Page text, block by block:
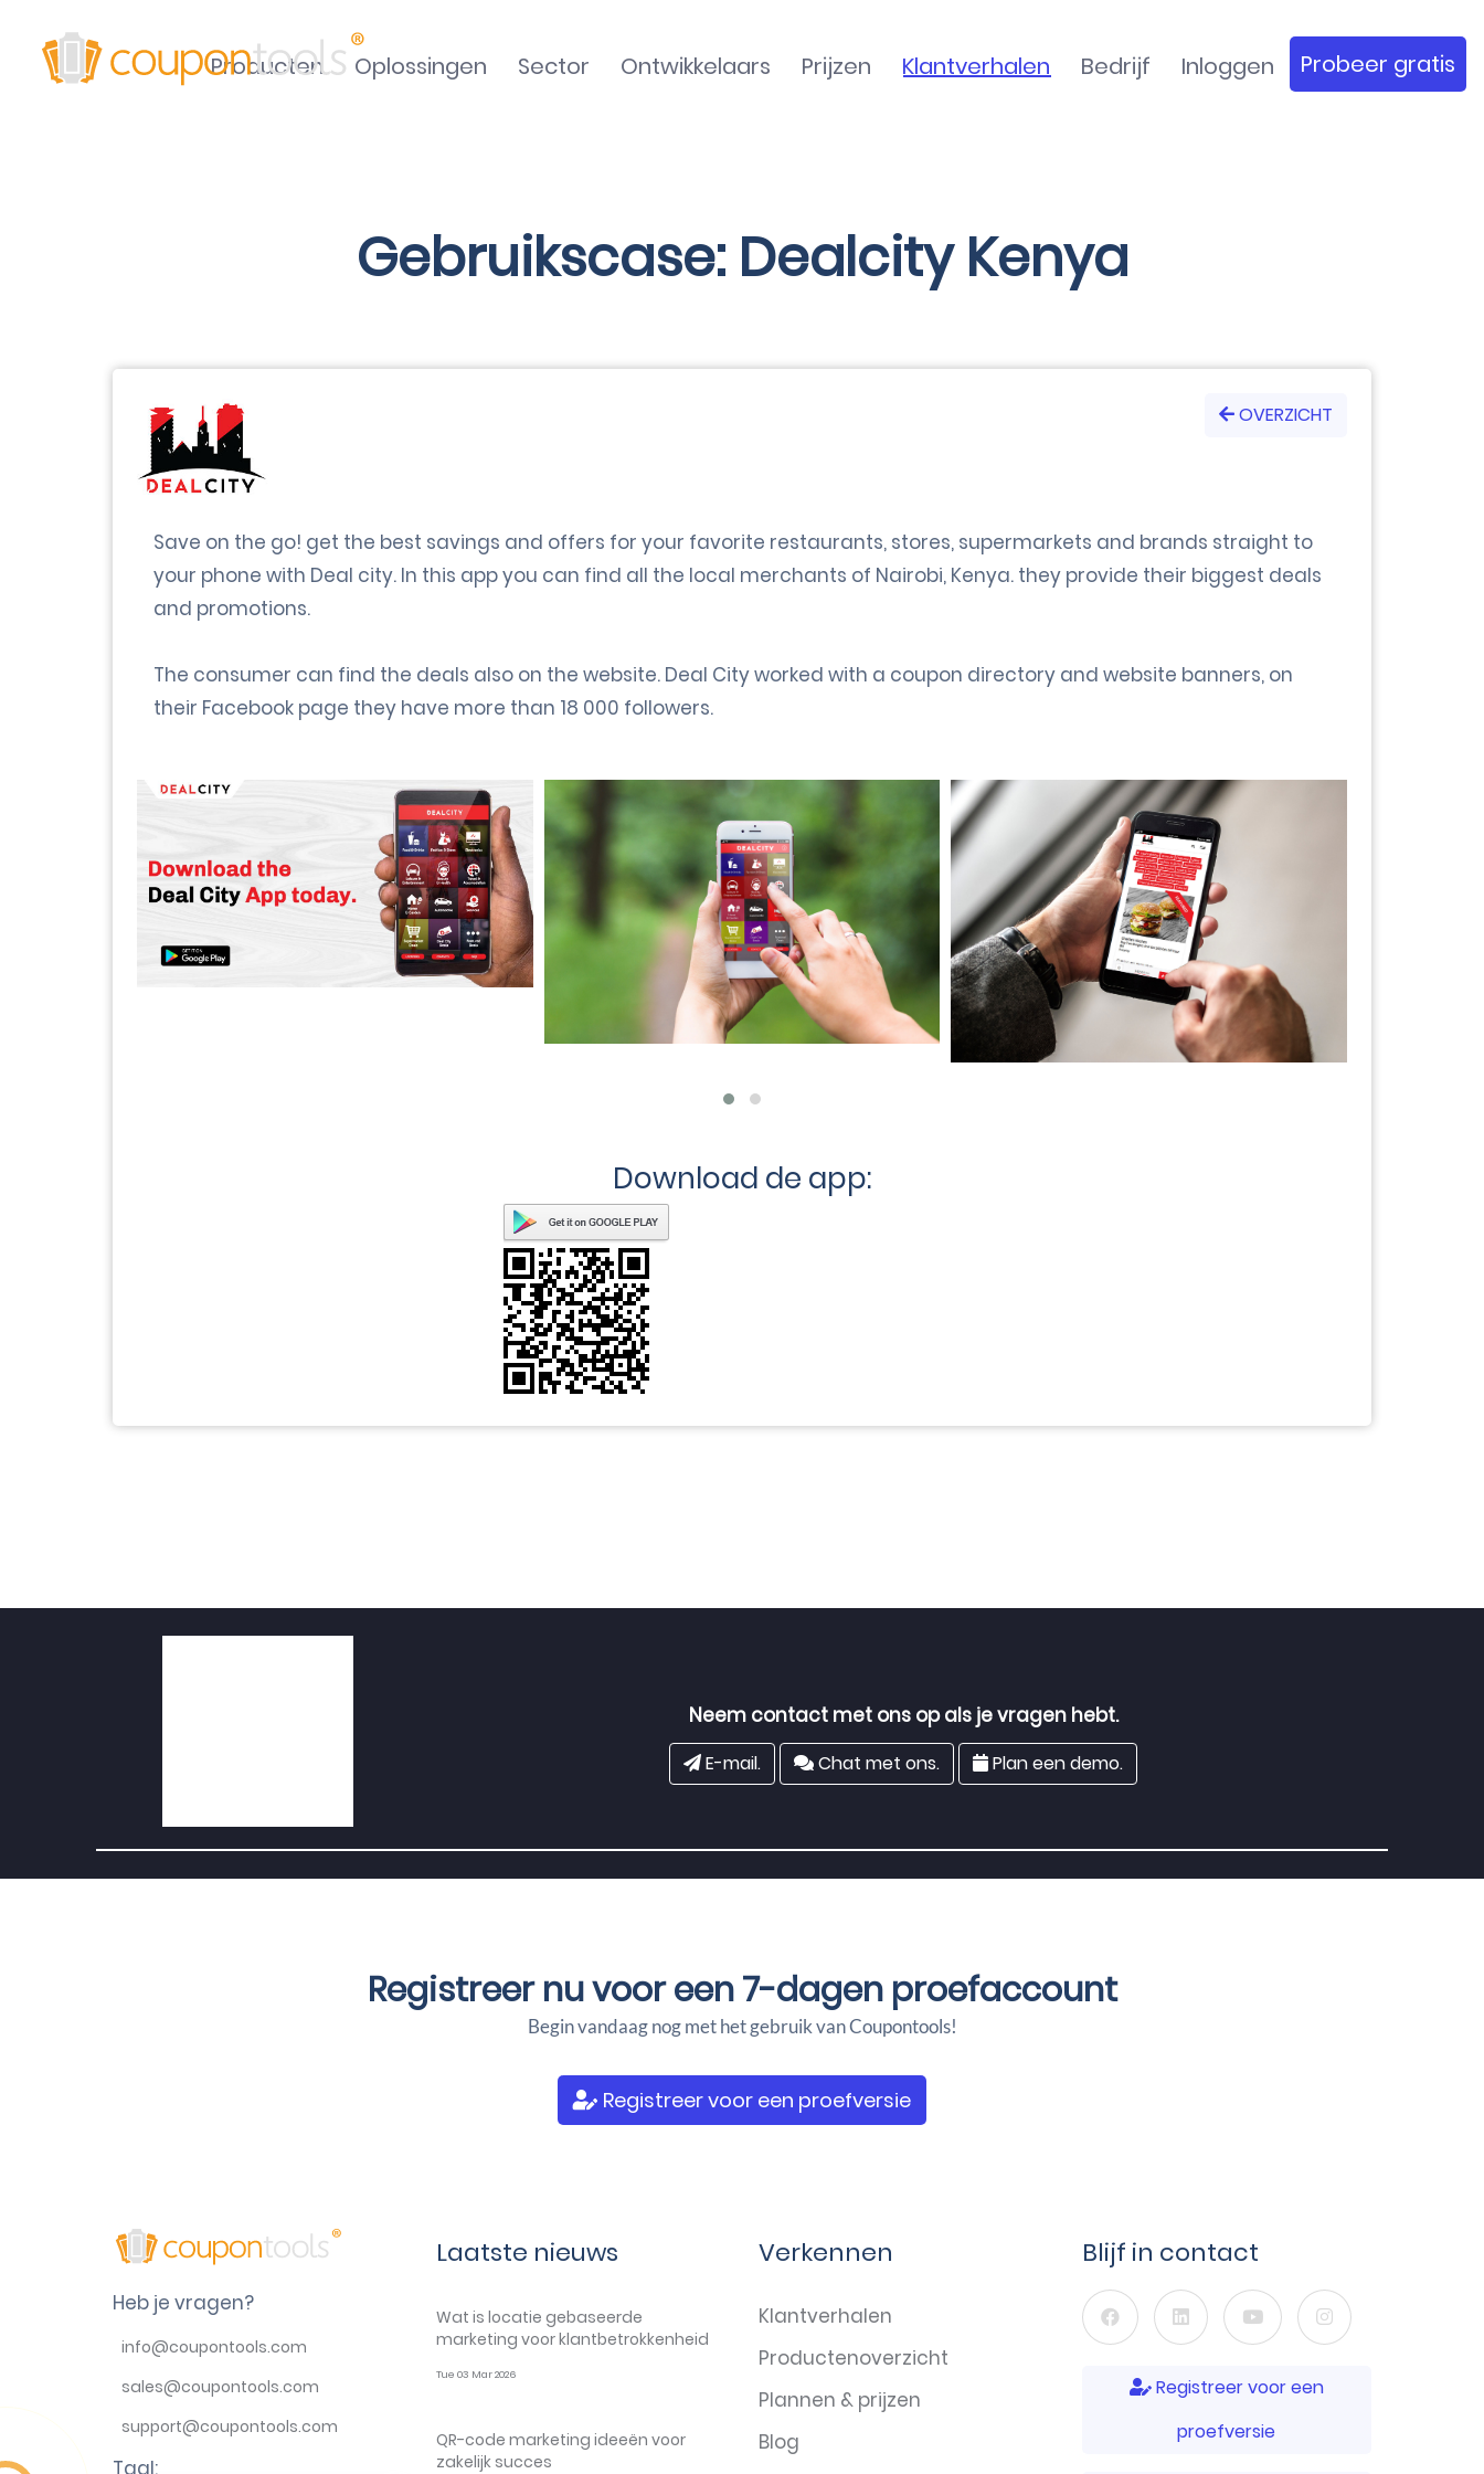
Producten Oplossingen Sector Ontwikkelaars Prijzen Klantverhalen Bedrijf Inloggen Probeer gratis
Gebruikscase: Dealcity Kenya
OVERZICHT
Save on the go! get the best savings and offers for your favorite restaurants, stores, supermarkets and brands straight to
your phone with Deal city. In this app you can find all the local merchants of Nairobi, Kenya. they provide their biggest deals
and promotions.
The consumer can find the deals also on the website. Deal City worked with a coupon directory and website banners, on
their Facebook page they have more than 18 000 followers.
Download de app:
Neem contact met ons op als je vragen hebt.
E-mail. Chat met ons. Plan een demo.
Registreer nu voor een7-dagen proefaccount
Begin vandaag nog met het gebruik van Coupontools!
Registreer voor een proefversie
Heb je vragen?
info@coupontools.com
sales@coupontools.com
support@coupontools.com
Taal:
Laatste nieuws
Wat is locatie gebaseerde
marketing voor klantbetrokkenheid
Tue 03 Mar 2026
QR-code marketing ideeën voor
zakelijk succes
Verkennen
Klantverhalen
Productenoverzicht
Plannen & prijzen
Blog
Blijf in contact
Registreer voor een
proefversie